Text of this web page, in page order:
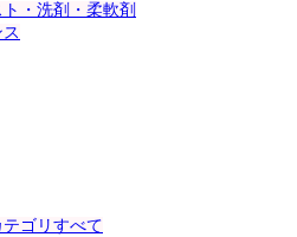
・洗剤・柔軟剤
ゴリすべて